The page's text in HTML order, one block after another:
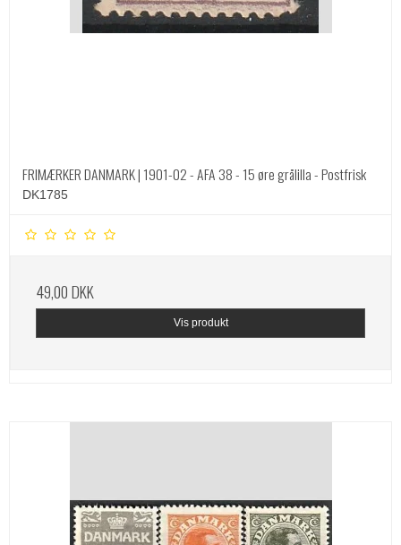
FRIMÆRKER DANMARK | 1901-02 - AFA 38 - 15 øre grålilla - Postfrisk
DK1785
49,00 DKK
Vis produkt